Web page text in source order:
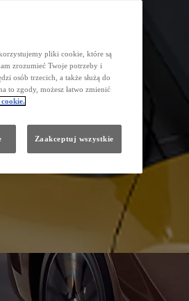
pliki cookie, które są
zrozumieć Twoje potrzeby i
osób trzecich, a także służą do
to zgody, możesz łatwo zmienić
Zaakceptuj wszystkie